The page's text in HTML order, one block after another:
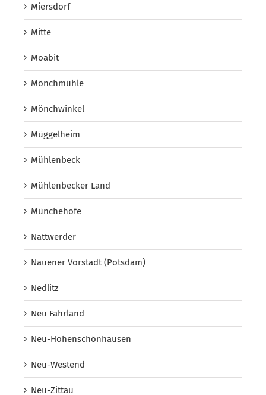
Miersdorf
Mitte
Moabit
Mönchmühle
Mönchwinkel
Müggelheim
Mühlenbeck
Mühlenbecker Land
Münchehofe
Nattwerder
Nauener Vorstadt (Potsdam)
Nedlitz
Neu Fahrland
Neu-Hohenschönhausen
Neu-Westend
Neu-Zittau